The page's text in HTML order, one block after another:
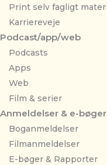
Print selv fagligt
Karriereveje
Podcast/app/web
Podcasts
Apps
Web
Film & serier
Anmeldelser & e-bøger
Boganmeldelser
Filmanmeldelser
E-bøger & Rapporter